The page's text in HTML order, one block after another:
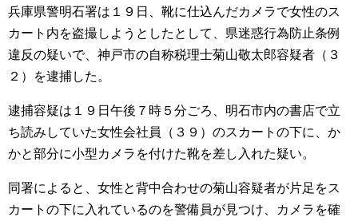
兵庫県警明石署は１９日、靴に仕込んだカメラで女性のス
カート内を盗撮しようとしたとして、県迷惑行為防止条例
違反の疑いで、神戸市の自称税理士菊山敬太郎容疑者（３
２）を逮捕した。
逮捕容疑は１９日午後７時５分ごろ、明石市内の書店で立
ち読みしていた女性会社員（３９）のスカートの下に、か
かと部分に小型カメラを付けた靴を差し入れた疑い。
同署によると、女性と背中合わせの菊山容疑者が片足をス
カートの下に入れているのを警備員が見つけ、カメラを確